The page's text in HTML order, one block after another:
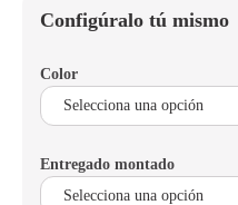
Configúralo tú mismo
Color
Entregado montado